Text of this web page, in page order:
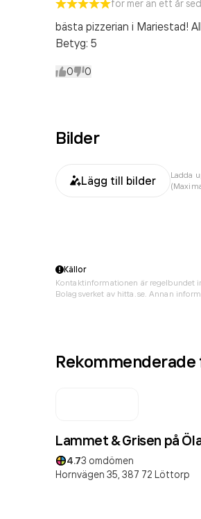
för mer än ett år
bästa pizzerian i Mariestad!
Betyg: 5
0 0
Bilder
Lägg till bilder
Ladda
Källor
Kontaktinformationen är regelbundet
Bolagsverket av hitta.se. Annan
Lammet & Grisen på
4.73 omdömen
Hornvägen 35, 387 72 Löttorp